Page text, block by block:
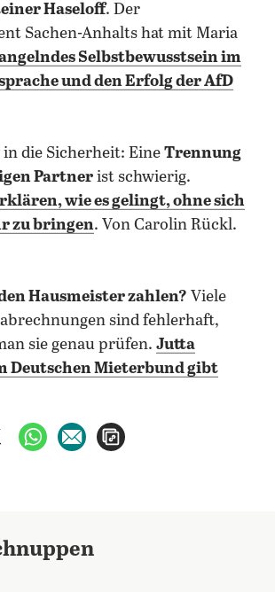
Haseloff. Der
Sachen-Anhalts hat mit Maria
Selbstbewusstsein im
und den Erfolg der AfD
die Sicherheit: Eine Trennung
Partner ist schwierig.
wie es gelingt, ohne sich
zu bringen. Von Carolin Rückl.
Hausmeister zahlen? Viele
sind fehlerhaft,
sie genau prüfen. Jutta
Deutschen Mieterbund gibt
teilen
auf X teilenper WhatsApp teilen
per E-Mail teilen